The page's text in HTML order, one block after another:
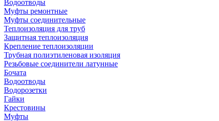
Водоотводы
Муфты ремонтные
Муфты соединительные
Теплоизоляция для труб
Защитная теплоизоляция
Крепление теплоизоляции
Трубная полиэтиленовая изоляция
Резьбовые соединители латунные
Бочата
Водоотводы
Водорозетки
Гайки
Крестовины
Муфты